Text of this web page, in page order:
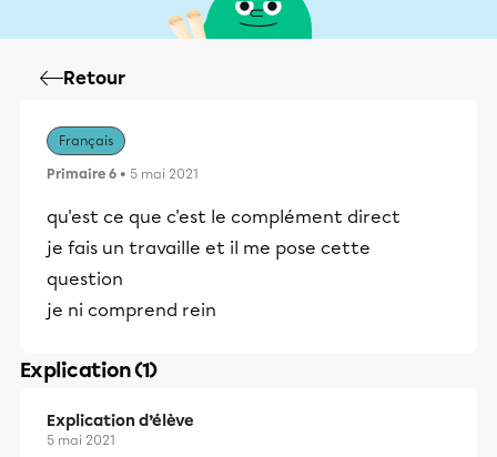
Retour
Français
Primaire 6 • 5 mai 2021
qu'est ce que c'est le complément direct
je fais un travaille et il me pose cette
question
je ni comprend rein
Explication (1)
Explication d’élève
5 mai 2021